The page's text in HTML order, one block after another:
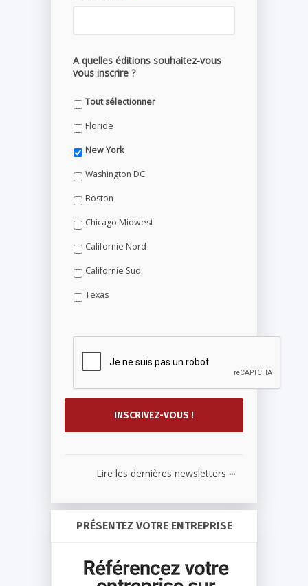
A quelles éditions souhaitez-vous
vous inscrire ?
Tout sélectionner
Floride
New York
Washington DC
Boston
Chicago Midwest
Californie Nord
Californie Sud
Texas
Lire les dernières newsletters ...
PRÉSENTEZ VOTRE ENTREPRISE